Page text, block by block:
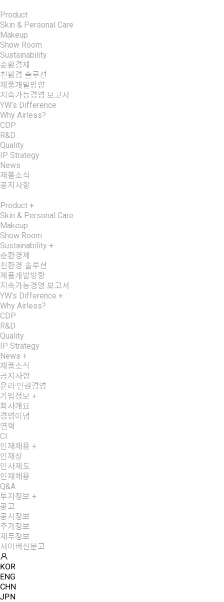
Product
Skin & Personal Care
Makeup
Show Room
Sustainability
순환경제
친환경 솔루션
제품개발방향
지속가능경영 보고서
YW’s Difference
Why Airless?
CDP
R&D
Quality
IP Strategy
News
제품소식
공지사항
Product +
Skin & Personal Care
Makeup
Show Room
Sustainability +
순환경제
친환경 솔루션
제품개발방향
지속가능경영 보고서
YW’s Difference +
Why Airless?
CDP
R&D
Quality
IP Strategy
News +
제품소식
공지사항
윤리·인권경영
기업정보 +
회사개요
경영이념
연혁
CI
인재채용 +
인재상
인사제도
인재채용
Q&A
투자정보 +
공고
공시정보
주가정보
재무정보
사이버신문고
KOR
ENG
CHN
JPN